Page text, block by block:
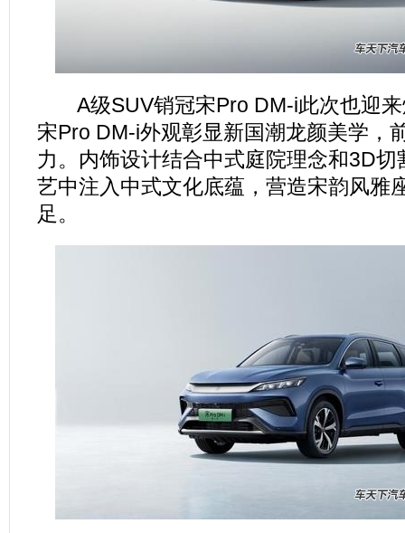
A级SUV销冠宋Pro DM-i此次也迎来
宋Pro DM-i外观彰显新国潮龙颜美学，
力。内饰设计结合中式庭院理念和3D
艺中注入中式文化底蕴，营造宋韵风雅
足。